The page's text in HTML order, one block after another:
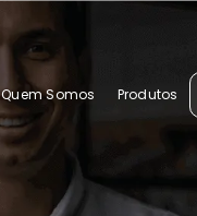
Quem Somos Produtos